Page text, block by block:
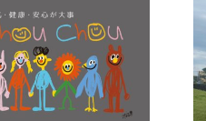
令和8年度 親子遠足